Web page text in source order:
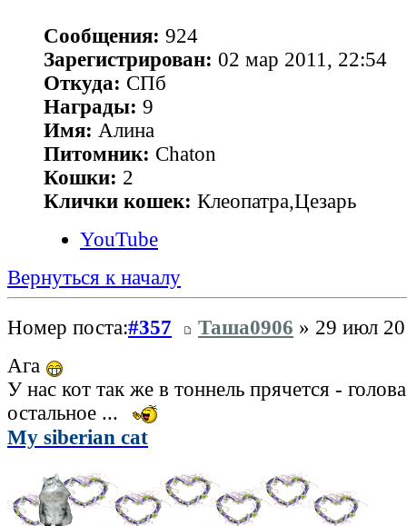
Сообщения: 924
Зарегистрирован: 02 мар 2011, 22:54
Откуда: СПб
Награды: 9
Имя: Алина
Питомник: Chaton
Кошки: 2
Клички кошек: Клеопатра,Цезарь
YouTube
Вернуться к началу
Номер поста:#357 Таша0906 » 29 июл
Ага
У нас кот так же в тоннель прячется -
остальное ...
My siberian cat